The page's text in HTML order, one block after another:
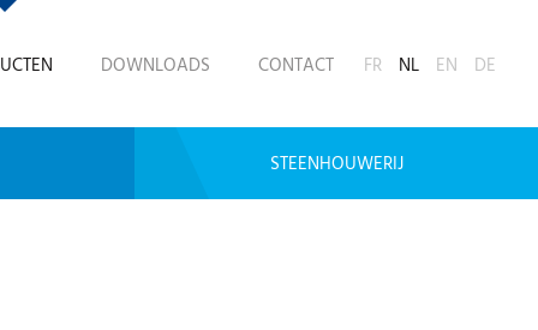
DOWNLOADS CONTACT
STEENHOUWERIJ
FR NL EN DE